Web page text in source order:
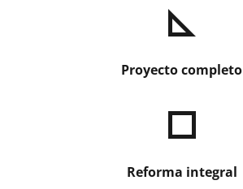
Proyecto completo
Reforma integral